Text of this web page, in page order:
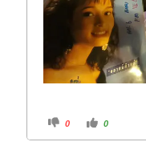
C
i
0
C
i
0